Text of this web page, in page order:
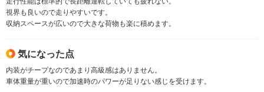
視界も良いので走りやすいです。
収納スペースが広いので大きな荷物も楽に積めます。
気になった点
内装がチープなのであまり高級感はありません。
車体重量が重いので加速時のパワーが足りない感じを受けます。